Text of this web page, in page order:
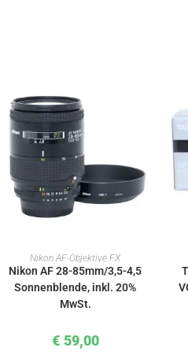
IN DEN WARENKORB
Nikon AF-Objektive FX
Nikon AF 28-85mm/3,5-4,5
Sonnenblende, inkl. 20%
MwSt.
€ 59,00